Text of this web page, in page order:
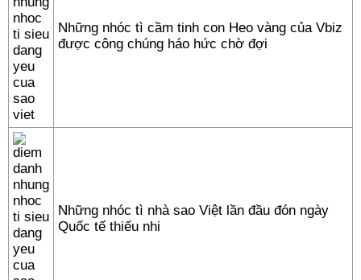
Những nhóc tì cầm tinh con Heo vàng của Vbiz
được công chúng háo hức chờ đợi
Những nhóc tì nhà sao Việt lần đầu đón ngày
Quốc tế thiếu nhi